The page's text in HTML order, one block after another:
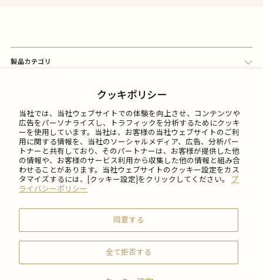
クッキポリシー
当社では、当社ウェブサイトでの体験を向上させ、コンテンツや
広告をパーソナライズし、トラフィックを分析するためにクッキ
ーを使用しています。当社は、お客様の当社ウェブサイトのご利
用に関する情報を、当社のソーシャルメディア、広告、分析パー
トナーと共有しており、そのパートナーは、お客様が提供した他
の情報や、お客様のサービス利用から収集した他の情報と組み合
わせることがあります。当社ウェブサイトのクッキー設定をカス
タマイズするには、[クッキー設定]をクリックしてください。 プ
ライバシーポリシー
同意する
全て拒否する
製品カテゴリ
FAQ
ご利用について
会社情報